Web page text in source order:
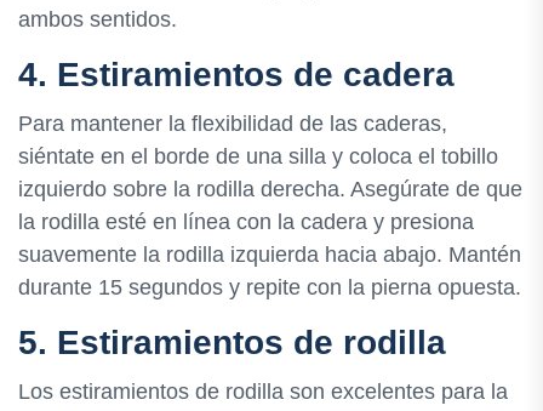
ambos sentidos.
4. Estiramientos de cadera
Para mantener la flexibilidad de las caderas,
siéntate en el borde de una silla y coloca el tobillo
izquierdo sobre la rodilla derecha. Asegúrate de que
la rodilla esté en línea con la cadera y presiona
suavemente la rodilla izquierda hacia abajo. Mantén
durante 15 segundos y repite con la pierna opuesta.
5. Estiramientos de rodilla
Los estiramientos de rodilla son excelentes para la